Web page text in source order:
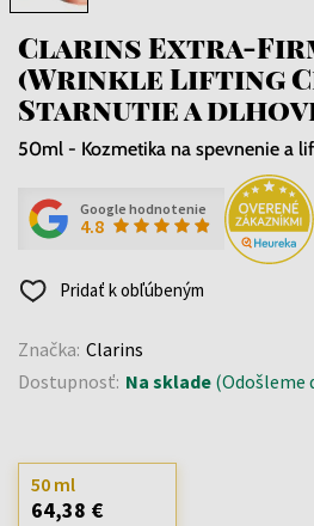
Clarins Extra-
(Wrinkle Lifting
Starnutie a
50ml - Kozmetika na spevnenie a
Google hodnotenie
4.8
Pridať k obľúbeným
Značka: Clarins
Dostupnosť: Na sklade (Odošleme
50 ml
64,38 €